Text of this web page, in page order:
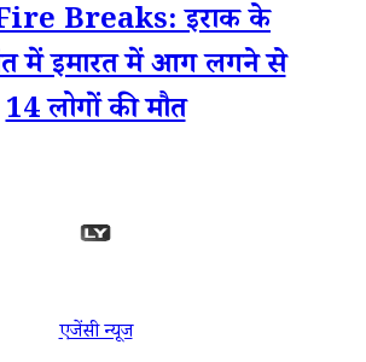
Breaks: इराक के
में इमारत में आग लगने से
14 लोगों की मौत
एजेंसी न्यूज